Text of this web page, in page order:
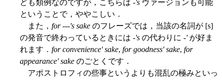
ども類例なのですが，こちらは -'s ヴァージョンも可能
ということで，ややこしい．
また， for ---'s sake のフレーズでは，当該の名詞が [s]
の発音で終わっているときには -'s の代わりに -'が好ま
れます． for convenience' sake, for goodness' sake, for
appearance' sake のごとくです．
アポストロフィの些事というよりも混乱の極みといっ